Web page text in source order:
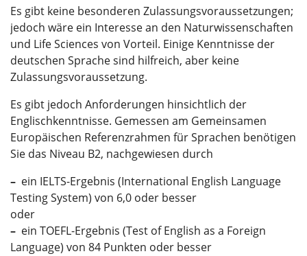
Es gibt keine besonderen Zulassungsvoraussetzungen;
jedoch wäre ein Interesse an den Naturwissenschaften
und Life Sciences von Vorteil. Einige Kenntnisse der
deutschen Sprache sind hilfreich, aber keine
Zulassungsvoraussetzung.
Es gibt jedoch Anforderungen hinsichtlich der
Englischkenntnisse. Gemessen am Gemeinsamen
Europäischen Referenzrahmen für Sprachen benötigen
Sie das Niveau B2, nachgewiesen durch
– ein IELTS-Ergebnis (International English Language
Testing System) von 6,0 oder besser
oder
– ein TOEFL-Ergebnis (Test of English as a Foreign
Language) von 84 Punkten oder besser